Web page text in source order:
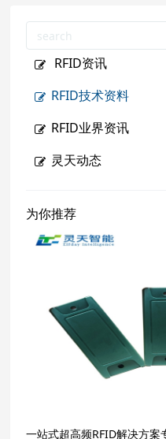
RFID资讯
RFID技术资料
RFID业界资讯
灵天动态
为你推荐
一站式超高频RFID解决方